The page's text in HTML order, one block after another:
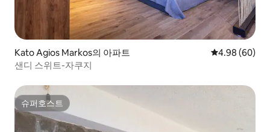
Kato Agios Markos의 아파트 평점 4.98점(5
4.98 (60)
샌디 스위트-자쿠지
슈퍼호스트
슈퍼호스트